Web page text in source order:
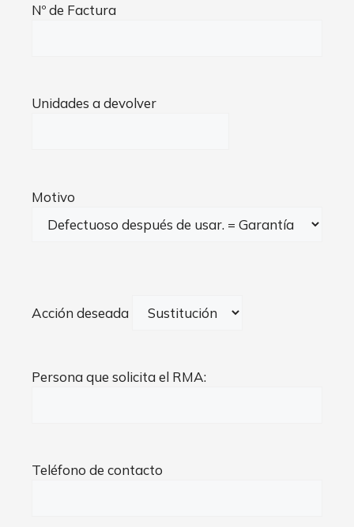
Nº de Factura
Unidades a devolver
Motivo
Acción deseada
Persona que solicita el RMA:
Teléfono de contacto